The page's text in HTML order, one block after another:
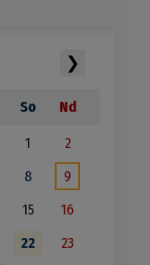
❯
So Nd
1
2
8
9
15
16
22
23